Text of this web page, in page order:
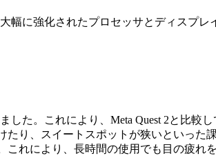
幅に強化されたプロセッサとディスプ
た。これにより、Meta Quest 2と比較
り、スイートスポットが狭いといった
れにより、長時間の使用でも目の疲れ